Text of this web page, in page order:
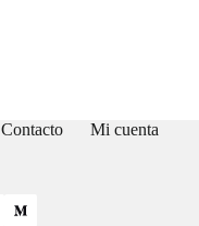
Contacto Mi cuenta